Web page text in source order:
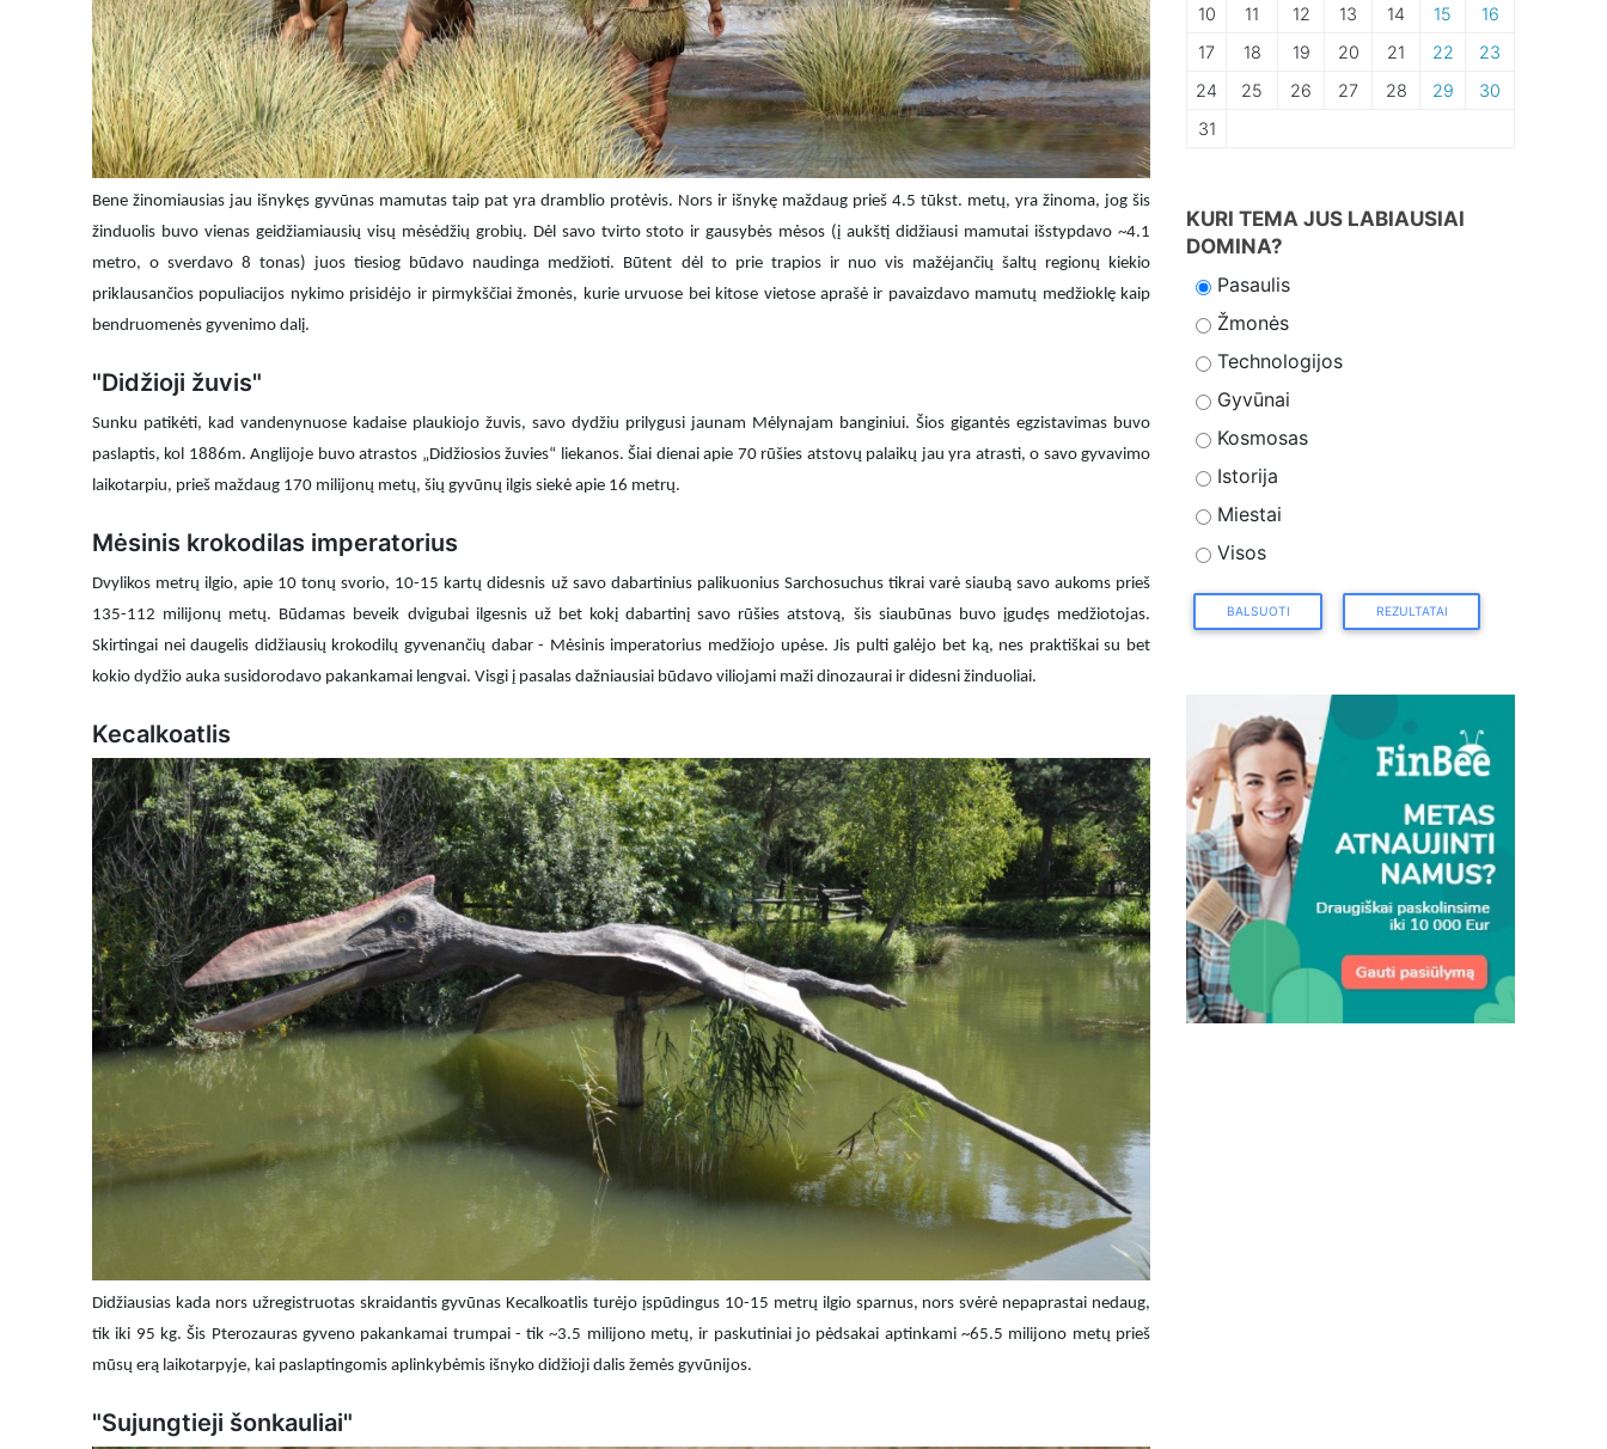
Bene žinomiausias jau išnykęs gyvūnas mamutas taip pat yra dramblio protėvis. Nors ir išnykę maždaug prieš 4.5 tūkst. metų, yra žinoma, jog šis
žinduolis buvo vienas geidžiamiausių visų mėsėdžių grobių. Dėl savo tvirto stoto ir gausybės mėsos (į aukštį didžiausi mamutai išstypdavo ~4.1
metro, o sverdavo 8 tonas) juos tiesiog būdavo naudinga medžioti. Būtent dėl to prie trapios ir nuo vis mažėjančių šaltų regionų kiekio
priklausančios populiacijos nykimo prisidėjo ir pirmykščiai žmonės, kurie urvuose bei kitose vietose aprašė ir pavaizdavo mamutų medžioklę kaip
bendruomenės gyvenimo dalį.
"Didžioji žuvis"
Sunku patikėti, kad vandenynuose kadaise plaukiojo žuvis, savo dydžiu prilygusi jaunam Mėlynajam banginiui. Šios gigantės egzistavimas buvo
paslaptis, kol 1886m. Anglijoje buvo atrastos „Didžiosios žuvies“ liekanos. Šiai dienai apie 70 rūšies atstovų palaikų jau yra atrasti, o savo gyvavimo
laikotarpiu, prieš maždaug 170 milijonų metų, šių gyvūnų ilgis siekė apie 16 metrų.
Mėsinis krokodilas imperatorius
Dvylikos metrų ilgio, apie 10 tonų svorio, 10-15 kartų didesnis už savo dabartinius palikuonius Sarchosuchus tikrai varė siaubą savo aukoms prieš
135-112 milijonų metų. Būdamas beveik dvigubai ilgesnis už bet kokį dabartinį savo rūšies atstovą, šis siaubūnas buvo įgudęs medžiotojas.
Skirtingai nei daugelis didžiausių krokodilų gyvenančių dabar - Mėsinis imperatorius medžiojo upėse. Jis pulti galėjo bet ką, nes praktiškai su bet
kokio dydžio auka susidorodavo pakankamai lengvai. Visgi į pasalas dažniausiai būdavo viliojami maži dinozaurai ir didesni žinduoliai.
Kecalkoatlis
Didžiausias kada nors užregistruotas skraidantis gyvūnas Kecalkoatlis turėjo įspūdingus 10-15 metrų ilgio sparnus, nors svėrė nepaprastai nedaug,
tik iki 95 kg. Šis Pterozauras gyveno pakankamai trumpai - tik ~3.5 milijono metų, ir paskutiniai jo pėdsakai aptinkami ~65.5 milijono metų prieš
mūsų erą laikotarpyje, kai paslaptingomis aplinkybėmis išnyko didžioji dalis žemės gyvūnijos.
"Sujungtieji šonkauliai"
10
11 12 13 14 15
16
17
18 19 20 21 22
23
24
25 26 27 28 29
30
31
KURI TEMA JUS LABIAUSIAI
DOMINA?
Pasaulis
Žmonės
Technologijos
Gyvūnai
Kosmosas
Istorija
Miestai
Visos
BALSUOTI REZULTATAI